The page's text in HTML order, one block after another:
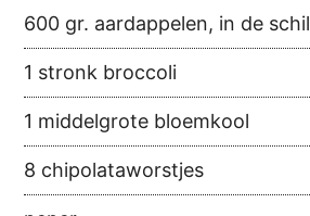
600 gr. aardappelen, in de schil
1 stronk broccoli
1 middelgrote bloemkool
8 chipolataworstjes